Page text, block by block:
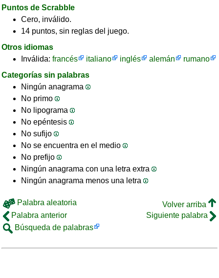
Puntos de Scrabble
Cero, inválido.
14 puntos, sin reglas del juego.
Otros idiomas
Inválida: francés italiano inglés alemán
rumano
Categorías sin palabras
Ningún anagrama
No primo
No lipograma
No epéntesis
No sufijo
No se encuentra en el medio
No prefijo
Ningún anagrama con una letra extra
Ningún anagrama menos una letra
Palabra aleatoria
Volver arriba
Palabra anterior
Siguiente palabra
Búsqueda de palabras